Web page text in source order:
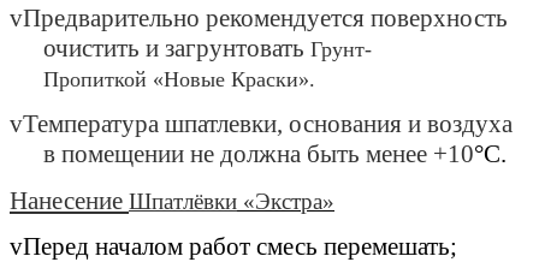
vПредварительно рекомендуется поверхность
очистить и загрунтовать Грунт-
Пропиткой «Новые Краски».
vТемпература шпатлевки, основания и воздуха
в помещении не должна быть менее +10°С.
Нанесение Шпатлёвки «Экстра»
vПеред началом работ смесь перемешать;